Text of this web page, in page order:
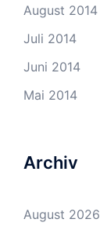
August 2014
Juli 2014
Juni 2014
Mai 2014
Archiv
August 2026